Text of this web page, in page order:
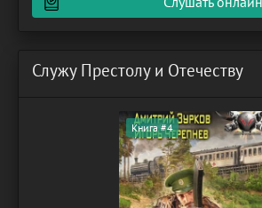
Служу Престолу и Отечеству
Книга #4